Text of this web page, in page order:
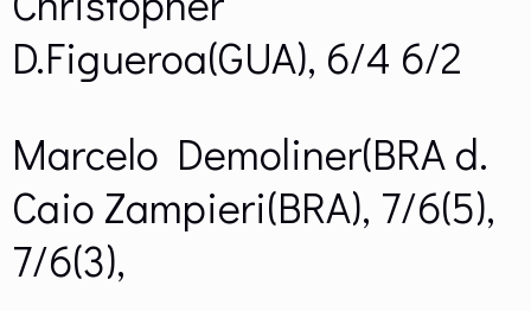
D.Figueroa(GUA), 6/4 6/2
Marcelo Demoliner(BRA d.
Caio Zampieri(BRA), 7/6(5),
7/6(3),